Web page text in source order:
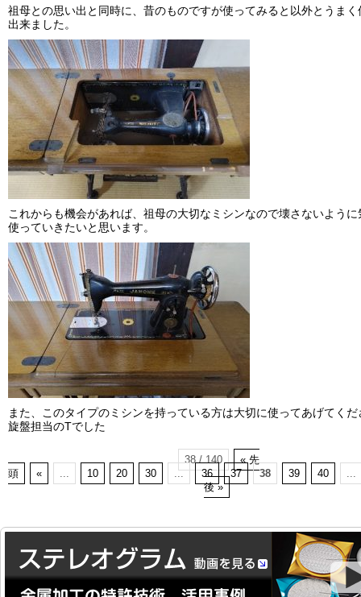
祖母との思い出と同時に、昔のものですが使ってみると以外とうまく
出来ました。
これからも機会があれば、祖母の大切なミシンなので壊さないよう
使っていきたいと思います。
また、このタイプのミシンを持っている方は大切に使ってあげてくだ
旋盤担当のTでした
38 / 140
« 先
頭
« ... 10 20 30 ... 36 37 38 39 40
...
後 »